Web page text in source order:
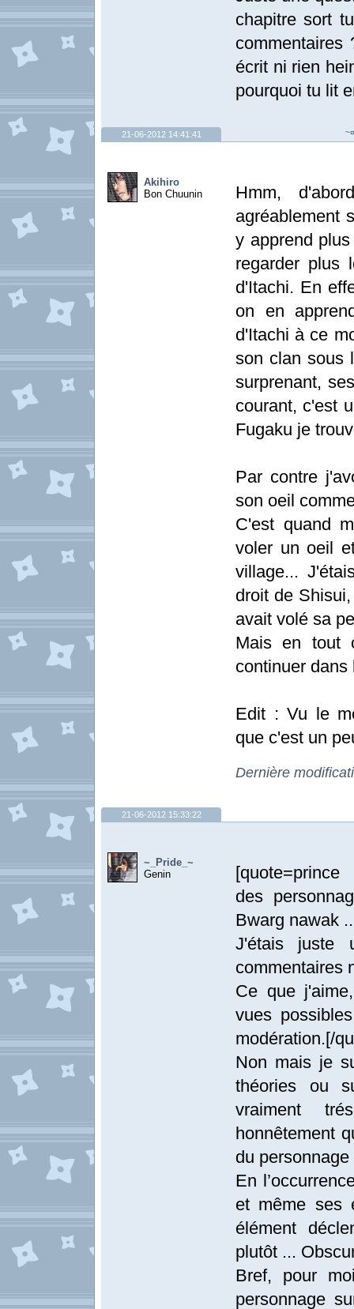
chapitre sort
écrit ni rien
pourquoi tu lit
21-06-2012 14:41:41
Akihiro
Bon Chuunin
Hmm,
agréablement
y apprend
regarder plus
d'Itachi. En
on en
d'Itachi à ce
son clan sous
surprenant,
courant, c'est
Fugaku je
Par contre
son oeil
C'est quand
voler un oeil
village...
droit de
avait volé sa
Mais en tout
continuer
Edit : Vu le
que c'est un
Dernière
21-06-2012 15:33:22
~_Pride_~
Genin
[quote=prince
des
Bwarg nawak
J'étais juste
commentaires
Ce que
vues
modération.[/
Non mais je
théories ou
vraiment
honnêtement
du
En
et même ses
élément
plutôt ...
Bref, pour
personnage